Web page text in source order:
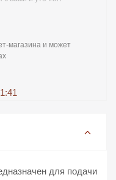
магазина и может
для подачи